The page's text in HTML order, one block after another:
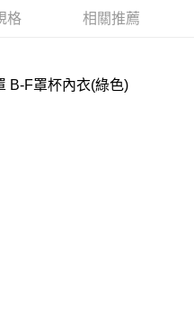
格 相關推薦
B-F罩杯內衣(綠色)